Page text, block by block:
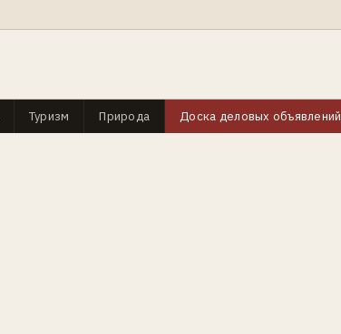
Туризм Природа Доска деловых объявлений